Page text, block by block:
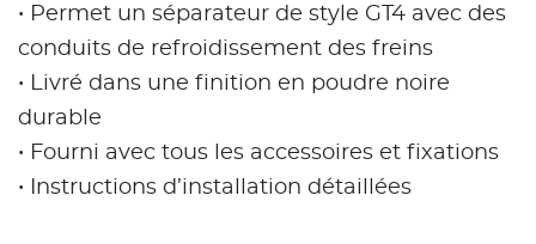
• Permet un séparateur de style GT4 avec des
conduits de refroidissement des freins
• Livré dans une finition en poudre noire
durable
• Fourni avec tous les accessoires et fixations
• Instructions d’installation détaillées